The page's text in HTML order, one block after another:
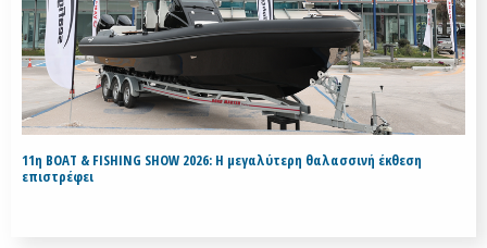
11η BOAT & FISHING SHOW 2026: Η μεγαλύτερη θαλασσινή έκθεση
επιστρέφει